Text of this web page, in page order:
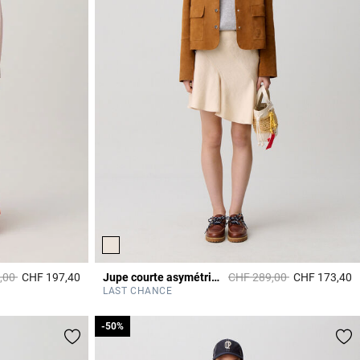
à partir de
àCHF 197,40 3.9 out of 5 Customer Rating
Jupe courte asymétrique Prix réduit à partir de
CHF 289,00àCHF 173,40
LAST CHANCE
-50%
-50%